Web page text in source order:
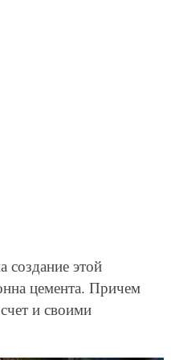
этой
цемента. Причем
и своими